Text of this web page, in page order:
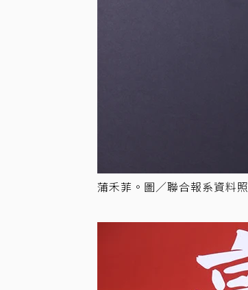
蒲禾菲。圖／聯合報系資料照